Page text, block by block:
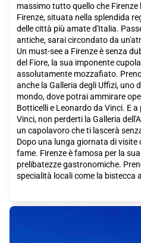
massimo tutto quello che Firenze
Firenze, situata nella splendida
delle città più amate d'Italia.
antiche, sarai circondato da
Un must-see a Firenze è senza
del Fiore, la sua imponente
assolutamente mozzafiato.
anche la Galleria degli Uffizi, uno
mondo, dove potrai ammirare
Botticelli e Leonardo da Vinci. E
Vinci, non perderti la Galleria
un capolavoro che ti lascerà
Dopo una lunga giornata di
fame. Firenze è famosa per la
prelibatezze gastronomiche.
specialità locali come la bistecca
carne succulento e saporito, o i